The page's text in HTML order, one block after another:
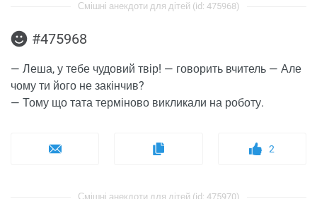
Смішні анекдоти для дітей (id: 475968)
#475968
— Леша, у тебе чудовий твір! — говорить вчитель — Але
чому ти його не закінчив?
— Тому що тата терміново викликали на роботу.
2
Смішні анекдоти для дітей (id: 475970)